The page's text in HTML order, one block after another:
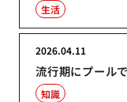
生活
流行期にプール
2026.04.11
知識